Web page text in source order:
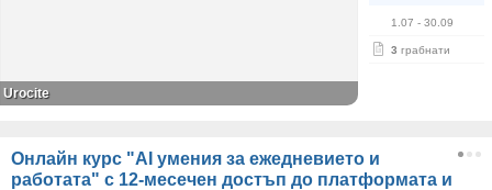
1.07 - 30.09
3 грабнати
Urocite
Онлайн курс "AI умения за ежедневието и
работата" с 12-месечен достъп до платформата и